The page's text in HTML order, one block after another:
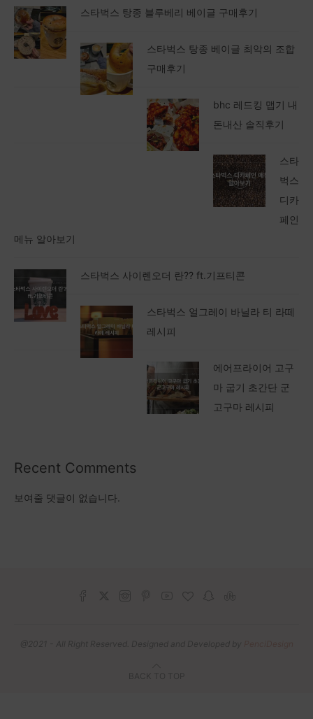
스타벅스 탕종 블루베리 베이글 구매후기
스타벅스 탕종 베이글 최악의 조합
구매후기
bhc 레드킹 맵기 내
돈내산 솔직후기
스타
벅스
디카
페인
메뉴 알아보기
스타벅스 사이렌오더 란?? ft.기프티콘
스타벅스 얼그레이 바닐라 티 라떼
레시피
에어프라이어 고구
마 굽기 초간단 군
고구마 레시피
Recent Comments
보여줄 댓글이 없습니다.
@2021 - All Right Reserved. Designed and Developed by
BACK TO TOP